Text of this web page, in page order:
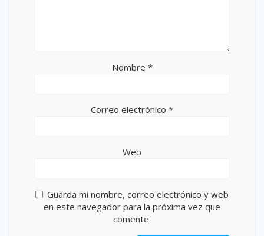
Nombre *
Correo electrónico *
Web
Guarda mi nombre, correo electrónico y web
en este navegador para la próxima vez que
comente.